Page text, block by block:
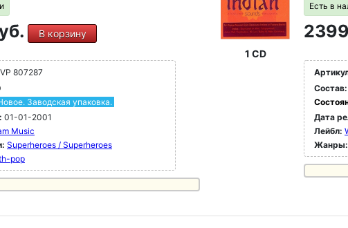
В корзину
807287
Заводская упаковка.
01-01-2001
Music
Superheroes / Superheroes
pop
1 CD
Есть в
Состав:
Дата
Лейбл:
Жанры: